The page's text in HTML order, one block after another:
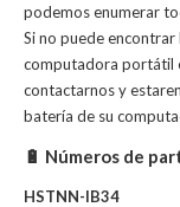
podemos enumerar
Si no puede
computadora portátil
contactarnos y
batería de su
🔋 Números de
HSTNN-IB34